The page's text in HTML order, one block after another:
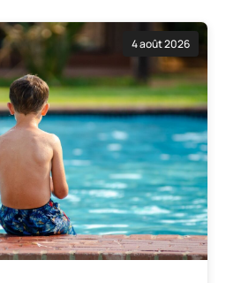
4 août 2026